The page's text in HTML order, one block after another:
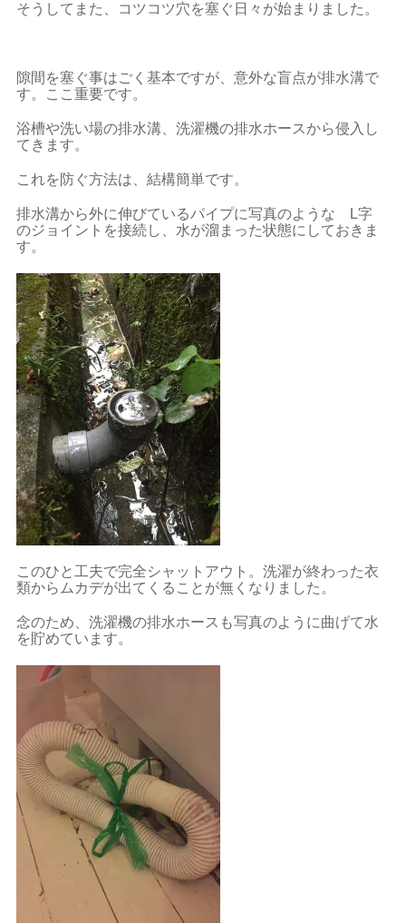
そうしてまた、コツコツ穴を塞ぐ日々が始まりました。
隙間を塞ぐ事はごく基本ですが、意外な盲点が排水溝で
す。ここ重要です。
浴槽や洗い場の排水溝、洗濯機の排水ホースから侵入し
てきます。
これを防ぐ方法は、結構簡単です。
排水溝から外に伸びているパイプに写真のような L字
のジョイントを接続し、水が溜まった状態にしておきま
す。
このひと工夫で完全シャットアウト。洗濯が終わった衣
類からムカデが出てくることが無くなりました。
念のため、洗濯機の排水ホースも写真のように曲げて水
を貯めています。